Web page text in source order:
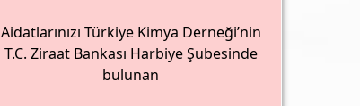
Aidatlarınızı Türkiye Kimya Derneği’nin
T.C. Ziraat Bankası Harbiye Şubesinde
bulunan